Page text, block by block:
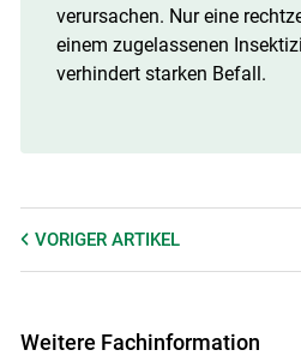
verursachen. Nur eine
einem zugelassenen
verhindert starken Befall.
VORIGER ARTIKEL
Weitere Fachinformation